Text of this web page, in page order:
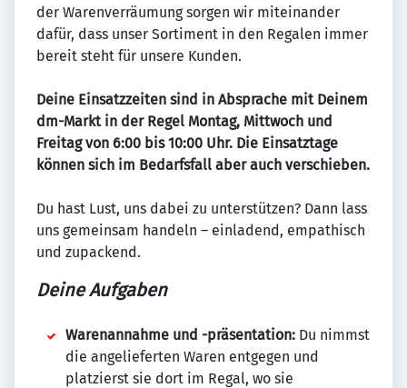
der Warenverräumung sorgen wir miteinander
dafür, dass unser Sortiment in den Regalen immer
bereit steht für unsere Kunden.
Deine Einsatzzeiten sind in Absprache mit Deinem
dm-Markt in der Regel Montag, Mittwoch und
Freitag von 6:00 bis 10:00 Uhr. Die Einsatztage
können sich im Bedarfsfall aber auch verschieben.
Du hast Lust, uns dabei zu unterstützen? Dann lass
uns gemeinsam handeln – einladend, empathisch
und zupackend.
Deine Aufgaben
Warenannahme und -präsentation: Du nimmst
die angelieferten Waren entgegen und
platzierst sie dort im Regal, wo sie